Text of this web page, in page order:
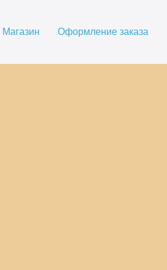
Магазин Оформление заказа